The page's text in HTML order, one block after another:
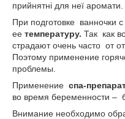
прийнятні для неї аромати.
При подготовке ванночки
ее температуру. Так как
страдают очень часто от
Поэтому применение
проблемы.
Применение спа-
во время беременности –
Внимание необходимо